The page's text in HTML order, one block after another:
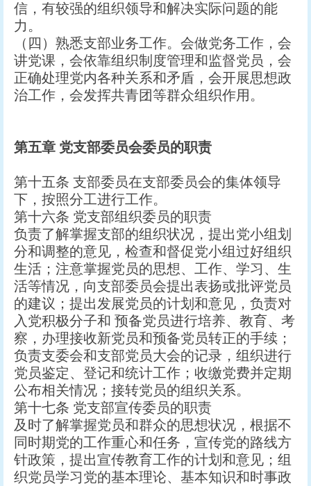
信，有较强的组织领导和解决实际问题的能
力。
（四）熟悉支部业务工作。会做党务工作，会
讲党课，会依靠组织制度管理和监督党员，会
正确处理党内各种关系和矛盾，会开展思想政
治工作，会发挥共青团等群众组织作用。
第五章 党支部委员会委员的职责
第十五条 支部委员在支部委员会的集体领导
下，按照分工进行工作。
第十六条 党支部组织委员的职责
负责了解掌握支部的组织状况，提出党小组划
分和调整的意见，检查和督促党小组过好组织
生活；注意掌握党员的思想、工作、学习、生
活等情况，向支部委员会提出表扬或批评党员
的建议；提出发展党员的计划和意见，负责对
入党积极分子和 预备党员进行培养、教育、考
察，办理接收新党员和预备党员转正的手续；
负责支委会和支部党员大会的记录，组织进行
党员鉴定、登记和统计工作；收缴党费并定期
公布相关情况；接转党员的组织关系。
第十七条 党支部宣传委员的职责
及时了解掌握党员和群众的思想状况，根据不
同时期党的工作重心和任务，宣传党的路线方
针政策，提出宣传教育工作的计划和意见；组
织党员学习党的基本理论、基本知识和时事政